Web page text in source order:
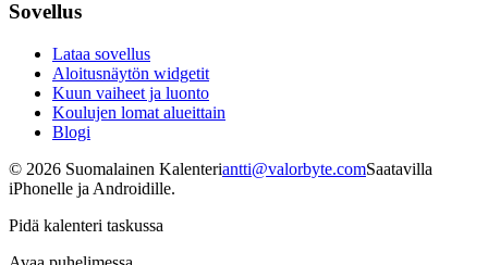
Sovellus
Lataa sovellus
Aloitusnäytön widgetit
Kuun vaiheet ja luonto
Koulujen lomat alueittain
Blogi
© 2026 Suomalainen Kalenteriantti@valorbyte.comSaatavilla
iPhonelle ja Androidille.
Pidä kalenteri taskussa